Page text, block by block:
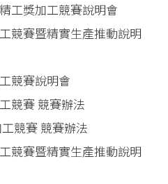
工獎加工競賽說明會
競賽暨精實生產推動說明
競賽說明會
競賽 競賽辦法
競賽 競賽辦法
競賽暨精實生產推動說明